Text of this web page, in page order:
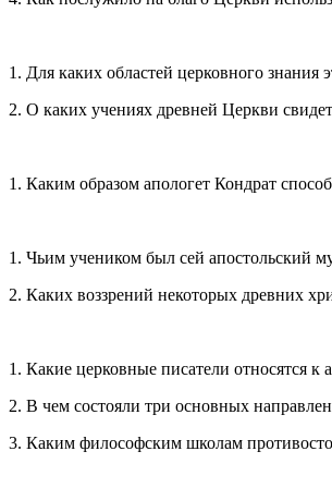
1. Для каких областей церковного знания
2. О каких учениях древней Церкви
1. Каким образом апологет Кондрат
1. Чьим учеником был сей апостольский
2. Каких воззрений некоторых древних
1. Какие церковные писатели относятся к
2. В чем состояли три основных
3. Каким философским школам